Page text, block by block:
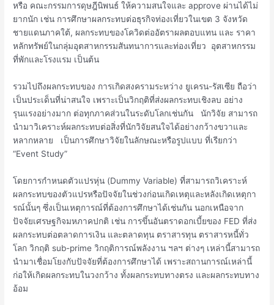
หรือ คณะกรรมการดุษฎีนิพนธ์ ให้ความสนใจและ approve ผ่านได้ไม่
ยากนัก เช่น การศึกษาผลกระทบต่อธุรกิจท่องเที่ยวในเขต 3 จังหวัด
ชายแดนภาคใต้, ผลกระทบของโควิดต่ออัตราผลตอบแทน และ ราคา
หลักทรัพย์ในกลุ่มอุตสาหกรรมสันทนาการและท่องเที่ยว อุตสาหกรรม
ที่พักและโรงแรม เป็นต้น
รวมไปถึงผลกระทบของ การเกิดสงครามระหว่าง ยูเครน-รัสเซีย ถือว่า
เป็นประเด็นที่น่าสนใจ เพราะเป็นวิกฤติที่ส่งผลกระทบเชิงลบ อย่าง
รุนแรงอย่างมาก ต่อทุกภาคส่วนในระดับโลกเช่นกัน นักวิจัย สามารถ
นำมาวิเคราะห์ผลกระทบต่อสิ่งที่นักวิจัยสนใจได้อย่างกว้างขวาและ
หลากหลาย เป็นการศึกษาวิจัยในลักษณะหรือรูปแบบ ที่เรียกว่า
“Event Study”
โดยการกำหนดตัวแปรหุ่น (Dummy Variable) ที่สามารถวิเคราะห์
ผลกระทบของตัวแปรหรือปัจจัยในช่วงก่อนเกิดเหตุและหลังเกิดเหตุกา
รณ์นั้นๆ ซึ่งเป็นเหตุการณ์ที่ต้องการศึกษาได้เช่นกัน นอกเหนือจาก
ปัจจัยเศรษฐกิจมหภาคปกติ เช่น การขึ้นอันตราดอกเบี้ยของ FED ที่ส่ง
ผลกระทบต่อตลาดการเงิน และตลาดทุน ตราสารทุน ตราสารหนี้ทั่ว
โลก วิกฤติ sub-prime วิกฤติการณ์พลังงาน ฯลฯ ต่างๆ เหล่านี้สามารถ
นำมาเชื่อมโยงกับปัจจัยที่ต้องการศึกษาได้ เพราะสถานการณ์เหล่านี้
ก่อให้เกิดผลกระทบในวงกว้าง ทั้งผลกระทบทางตรง และผลกระทบทาง
อ้อม